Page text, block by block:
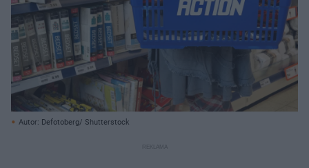
Autor: Defotoberg/ Shutterstock